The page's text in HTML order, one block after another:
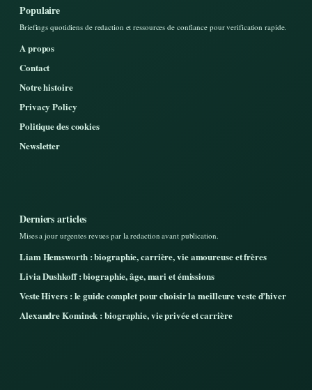
Populaire
Briefings quotidiens de redaction et ressources de confiance pour verification rapide.
A propos
Contact
Notre histoire
Privacy Policy
Politique des cookies
Newsletter
Derniers articles
Mises a jour urgentes revues par la redaction avant publication.
Liam Hemsworth : biographie, carrière, vie amoureuse et frères
Livia Dushkoff : biographie, âge, mari et émissions
Veste Hivers : le guide complet pour choisir la meilleure veste d’hiver
Alexandre Kominek : biographie, vie privée et carrière